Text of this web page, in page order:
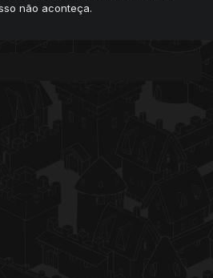
não aconteça.